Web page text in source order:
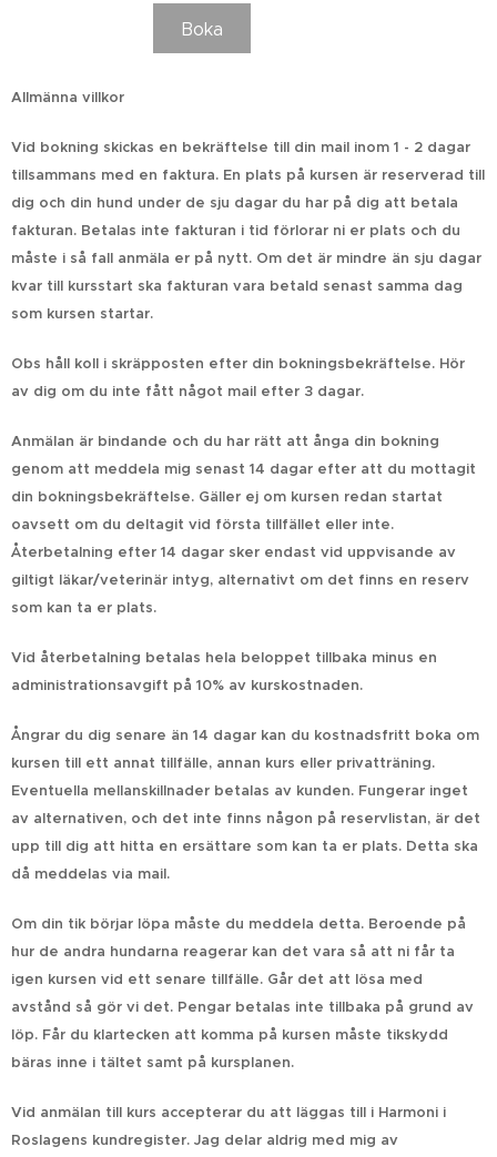
Boka
Allmänna villkor
Vid bokning skickas en bekräftelse till din mail inom 1 - 2 dagar
tillsammans med en faktura. En plats på kursen är reserverad till
dig och din hund under de sju dagar du har på dig att betala
fakturan. Betalas inte fakturan i tid förlorar ni er plats och du
måste i så fall anmäla er på nytt. Om det är mindre än sju dagar
kvar till kursstart ska fakturan vara betald senast samma dag
som kursen startar.
Obs håll koll i skräpposten efter din bokningsbekräftelse. Hör
av dig om du inte fått något mail efter 3 dagar.
Anmälan är bindande och du har rätt att ånga din bokning
genom att meddela mig senast 14 dagar efter att du mottagit
din bokningsbekräftelse. Gäller ej om kursen redan startat
oavsett om du deltagit vid första tillfället eller inte.
Återbetalning efter 14 dagar sker endast vid uppvisande av
giltigt läkar/veterinär intyg, alternativt om det finns en reserv
som kan ta er plats.
Vid återbetalning betalas hela beloppet tillbaka minus en
administrationsavgift på 10% av kurskostnaden.
Ångrar du dig senare än 14 dagar kan du kostnadsfritt boka om
kursen till ett annat tillfälle, annan kurs eller privatträning.
Eventuella mellanskillnader betalas av kunden. Fungerar inget
av alternativen, och det inte finns någon på reservlistan, är det
upp till dig att hitta en ersättare som kan ta er plats. Detta ska
då meddelas via mail.
Om din tik börjar löpa måste du meddela detta. Beroende på
hur de andra hundarna reagerar kan det vara så att ni får ta
igen kursen vid ett senare tillfälle. Går det att lösa med
avstånd så gör vi det. Pengar betalas inte tillbaka på grund av
löp. Får du klartecken att komma på kursen måste tikskydd
bäras inne i tältet samt på kursplanen.
Vid anmälan till kurs accepterar du att läggas till i Harmoni i
Roslagens kundregister. Jag delar aldrig med mig av